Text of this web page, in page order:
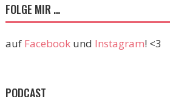
FOLGE MIR …
auf Facebookund Instagram! <3
PODCAST